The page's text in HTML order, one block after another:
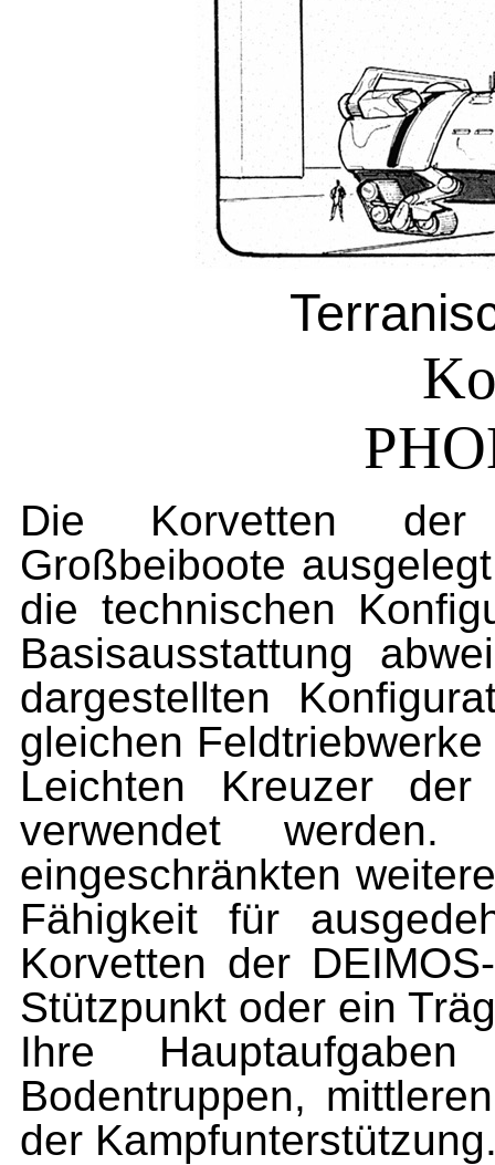
Die Korvetten der
Großbeiboote
die technischen
Basisausstattung
dargestellten
gleichen
Leichten Kreuzer der
verwendet
eingeschränkten
Fähigkeit für
Korvetten der
Stützpunkt oder ein
Ihre
Bodentruppen,
der